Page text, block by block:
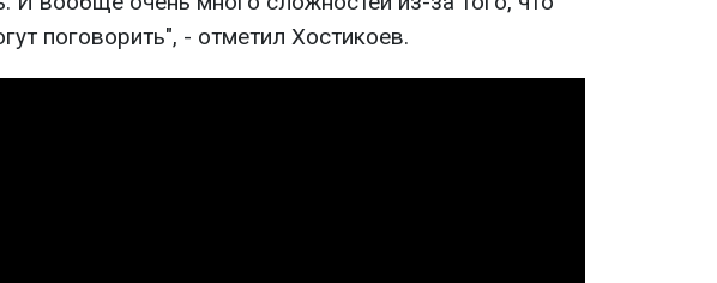
поговорить", - отметил Хостикоев.